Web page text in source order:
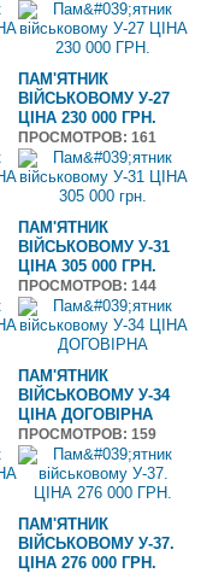
ПАМ'ЯТНИК
ВІЙСЬКОВОМУ У-27
ЦІНА 230 000 ГРН.
ПРОСМОТРОВ: 161
ПАМ'ЯТНИК
ВІЙСЬКОВОМУ У-31
ЦІНА 305 000 ГРН.
ПРОСМОТРОВ: 144
ПАМ'ЯТНИК
ВІЙСЬКОВОМУ У-34
ЦІНА ДОГОВІРНА
ПРОСМОТРОВ: 159
ПАМ'ЯТНИК
ВІЙСЬКОВОМУ У-37.
ЦІНА 276 000 ГРН.